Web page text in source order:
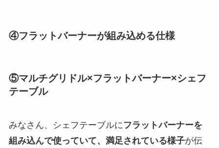
④フラットバーナーが組み込める仕様
⑤マルチグリドル×フラットバーナー×シェフ
テーブル
みなさん、シェフテーブルにフラットバーナーを
組み込んで使っていて、満足されている様子が伝